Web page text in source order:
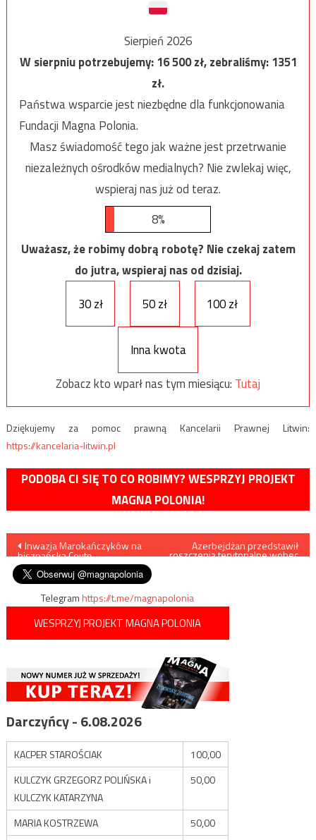
Sierpień 2026
W sierpniu potrzebujemy:16 500zł, zebraliśmy:1351
zł.
Państwa wsparcie jest niezbędne dla funkcjonowania
Fundacji Magna Polonia.
Masz świadomość tego jak ważne jest przetrwanie
niezależnych ośrodków medialnych? Nie zwlekaj więc,
wspieraj nas już od teraz.
8%
Uważasz, że robimy dobrą robotę? Nie czekaj zatem
do jutra, wspieraj nas od dzisiaj.
30 zł
50 zł 100 zł
Inna kwota
Zobacz kto wparł nas tym miesiącu: Tutaj
Dziękujemy za pomoc prawną Kancelarii Prawnej Litwin:
https://kancelaria-litwin.pl
PODOBA CI SIĘ TO CO ROBIMY? WESPRZYJ PROJEKT
MAGNA POLONIA!
Nawigacja
wpisu
Inwazja Marokańczyków na
hiszpańską Ceutę
Azerbejdżan przedstawił
roszczenia terytorialne wobec
Telegramhttps://t.me/magnapolonia
WESPRZYJ PROJEKT MAGNA POLONIA
Darczyńcy - 6.08.2026
KACPER STAROŚCIAK
100,00
KULCZYK GRZEGORZ POLIŃSKA i
KULCZYK KATARZYNA
50,00
MARIA KOSTRZEWA 50,00